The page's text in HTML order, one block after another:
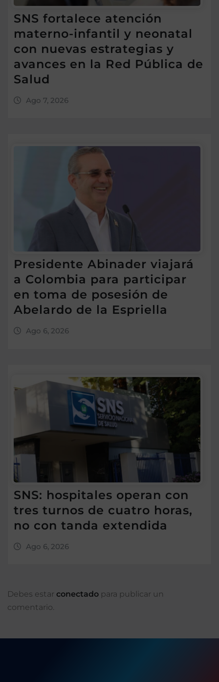
SNS fortalece atención
materno-infantil y neonatal
con nuevas estrategias y
avances en la Red Pública de
Salud
Ago 7, 2026
Presidente Abinader viajará
a Colombia para participar
en toma de posesión de
Abelardo de la Espriella
Ago 6, 2026
SNS: hospitales operan con
tres turnos de cuatro horas,
no con tanda extendida
Ago 6, 2026
Debes estar conectado para publicar un
comentario.